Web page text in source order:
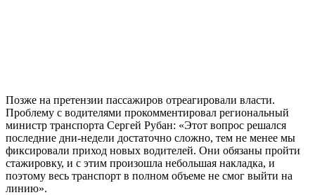
Позже на претензии пассажиров отреагировали власти.
Проблему с водителями прокомментировал региональный
министр транспорта Сергей Рубан: «Этот вопрос решался
последние дни-недели достаточно сложно, тем не менее мы
фиксировали приход новых водителей. Они обязаны пройти
стажировку, и с этим произошла небольшая накладка, и
поэтому весь транспорт в полном объеме не смог выйти на
линию».